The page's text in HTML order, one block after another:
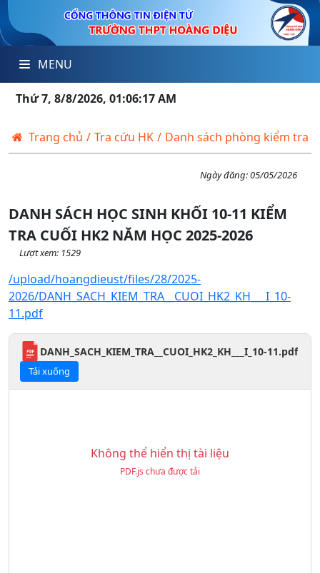
MENU
Thứ 7, 8/8/2026, 01:06:18 AM
Trang chủ / Tra cứu HK / Danh sách phòng kiểm tra
Ngày đăng:05/05/2026
DANH SÁCH HỌC SINH KHỐI 10-11 KIỂM
TRA CUỐI HK2 NĂM HỌC 2025-2026
Lượt xem: 1529
/upload/hoangdieust/files/28/2025-
2026/DANH_SACH_KIEM_TRA__CUOI_HK2_KH___I_10-
11.pdf
DANH_SACH_KIEM_TRA__CUOI_HK2_KH___I_10-11.pdf
Tải xuống
Không thể hiển thị tài liệu
PDF.js chưa được tải